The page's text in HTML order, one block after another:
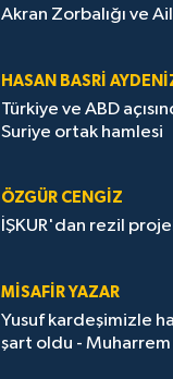
Akran Zorbalığı ve
HASAN BASRI
Türkiye ve ABD
Suriye ortak hamlesi
ÖZGÜR CENGIZ
İŞKUR'dan rezil
MISAFIR YAZAR
Yusuf kardeşimizle
şart oldu -